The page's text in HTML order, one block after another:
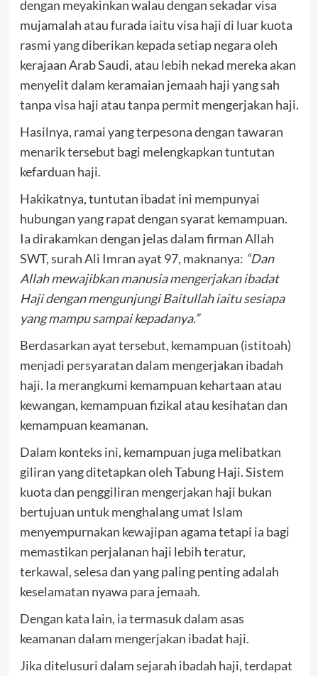
dengan meyakinkan walau dengan sekadar visa
mujamalah atau furada iaitu visa haji di luar kuota
rasmi yang diberikan kepada setiap negara oleh
kerajaan Arab Saudi, atau lebih nekad mereka akan
menyelit dalam keramaian jemaah haji yang sah
tanpa visa haji atau tanpa permit mengerjakan haji.
Hasilnya, ramai yang terpesona dengan tawaran
menarik tersebut bagi melengkapkan tuntutan
kefarduan haji.
Hakikatnya, tuntutan ibadat ini mempunyai
hubungan yang rapat dengan syarat kemampuan.
Ia dirakamkan dengan jelas dalam firman Allah
SWT, surah Ali Imran ayat 97, maknanya: “Dan
Allah mewajibkan manusia mengerjakan ibadat
Haji dengan mengunjungi Baitullah iaitu sesiapa
yang mampu sampai kepadanya.”
Berdasarkan ayat tersebut, kemampuan (istitoah)
menjadi persyaratan dalam mengerjakan ibadah
haji. Ia merangkumi kemampuan kehartaan atau
kewangan, kemampuan fizikal atau kesihatan dan
kemampuan keamanan.
Dalam konteks ini, kemampuan juga melibatkan
giliran yang ditetapkan oleh Tabung Haji. Sistem
kuota dan penggiliran mengerjakan haji bukan
bertujuan untuk menghalang umat Islam
menyempurnakan kewajipan agama tetapi ia bagi
memastikan perjalanan haji lebih teratur,
terkawal, selesa dan yang paling penting adalah
keselamatan nyawa para jemaah.
Dengan kata lain, ia termasuk dalam asas
keamanan dalam mengerjakan ibadat haji.
Jika ditelusuri dalam sejarah ibadah haji, terdapat